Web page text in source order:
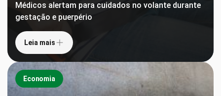
Médicos alertam para cuidados no volante durante
gestação e puerpério
Leia mais
Economia